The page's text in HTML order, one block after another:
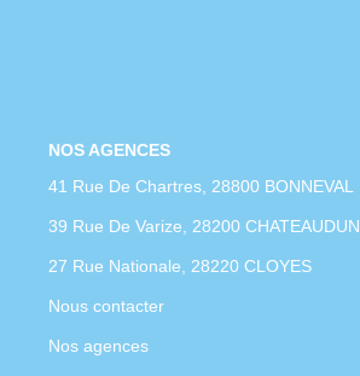
NOS AGENCES
41 Rue De Chartres, 28800 BONNEVAL
39 Rue De Varize, 28200 CHATEAUDUN
27 Rue Nationale, 28220 CLOYES
Nous contacter
Nos agences